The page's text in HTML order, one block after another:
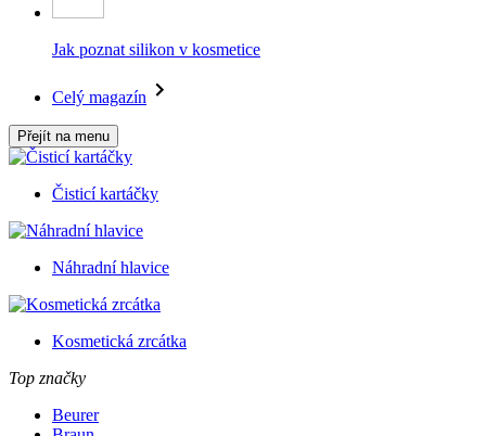
Jak poznat silikon v kosmetice
Celý magazín
Přejít na menu
Čisticí kartáčky
Náhradní hlavice
Kosmetická zrcátka
Top značky
Beurer